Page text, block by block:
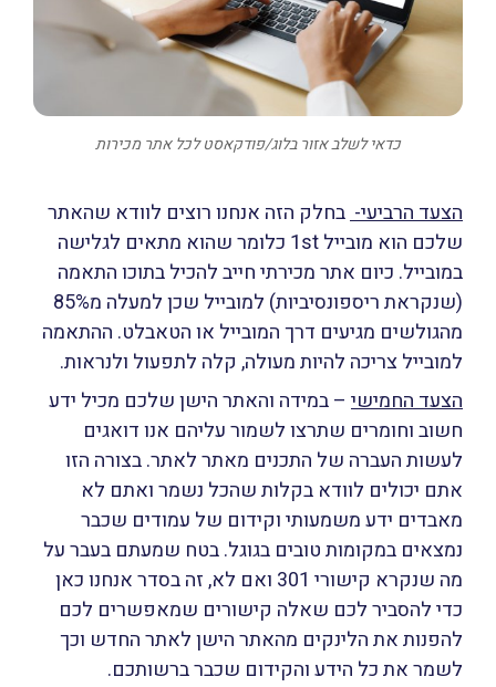
כדאי לשלב אזור בלוג/פודקאסט לכל אתר מכירות
הצעד הרביעי-בחלק הזה אנחנו רוצים לוודא שהאתר
שלכם הוא מובייל 1st כלומר שהוא מתאים לגלישה
במובייל. כיום אתר מכירתי חייב להכיל בתוכו התאמה
(שנקראת ריספונסיביות) למובייל שכן למעלה מ85%
מהגולשים מגיעים דרך המובייל או הטאבלט. ההתאמה
למובייל צריכה להיות מעולה, קלה לתפעול ולנראות.
הצעד החמישי – במידה והאתר הישן שלכם מכיל ידע
חשוב וחומרים שתרצו לשמור עליהם אנו דואגים
לעשות העברה של התכנים מאתר לאתר. בצורה הזו
אתם יכולים לוודא בקלות שהכל נשמר ואתם לא
מאבדים ידע משמעותי וקידום של עמודים שכבר
נמצאים במקומות טובים בגוגל. בטח שמעתם בעבר על
מה שנקרא קישורי 301 ואם לא, זה בסדר אנחנו כאן
כדי להסביר לכם שאלה קישורים שמאפשרים לכם
להפנות את הלינקים מהאתר הישן לאתר החדש וכך
לשמר את כל הידע והקידום שכבר ברשותכם.